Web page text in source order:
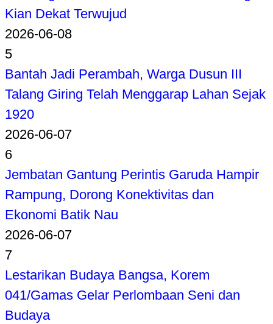
Kian Dekat Terwujud
2026-06-08
5
Bantah Jadi Perambah, Warga Dusun III
Talang Giring Telah Menggarap Lahan Sejak
1920
2026-06-07
6
Jembatan Gantung Perintis Garuda Hampir
Rampung, Dorong Konektivitas dan
Ekonomi Batik Nau
2026-06-07
7
Lestarikan Budaya Bangsa, Korem
041/Gamas Gelar Perlombaan Seni dan
Budaya